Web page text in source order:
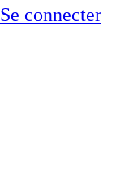
Se connecter